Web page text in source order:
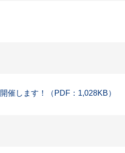
催します！（PDF：1,028KB）